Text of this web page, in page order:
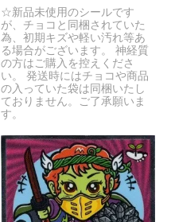
☆新品未使用のシールです
が、チョコと同梱されていた
為、初期キズや軽い汚れ等あ
る場合がございます。 神経質
の方はご購入を控えくださ
い。 発送時にはチョコや商品
の入っていた袋は同梱いたし
ておりません。ご了承願いま
す。